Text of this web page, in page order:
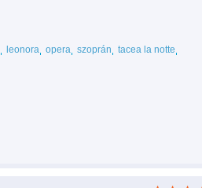
leonora opera szoprán
tacea la notte